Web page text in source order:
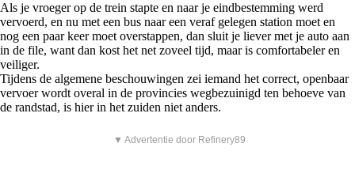
Als je vroeger op de trein stapte en naar je eindbestemming werd
vervoerd, en nu met een bus naar een veraf gelegen station moet en
nog een paar keer moet overstappen, dan sluit je liever met je auto aan
in de file, want dan kost het net zoveel tijd, maar is comfortabeler en
veiliger.
Tijdens de algemene beschouwingen zei iemand het correct, openbaar
vervoer wordt overal in de provincies wegbezuinigd ten behoeve van
de randstad, is hier in het zuiden niet anders.
▼ Advertentie door Refinery89